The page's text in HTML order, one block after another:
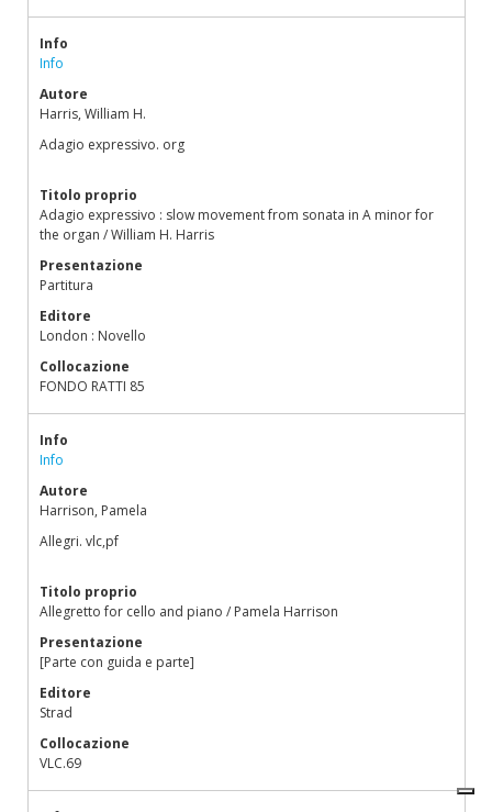
Info
Info
Autore
Harris, William H.
Adagio expressivo. org
Titolo proprio
Adagio expressivo : slow movement from sonata in A minor for
the organ / William H. Harris
Presentazione
Partitura
Editore
London : Novello
Collocazione
FONDO RATTI 85
Info
Info
Autore
Harrison, Pamela
Allegri. vlc,pf
Titolo proprio
Allegretto for cello and piano / Pamela Harrison
Presentazione
[Parte con guida e parte]
Editore
Strad
Collocazione
VLC.69